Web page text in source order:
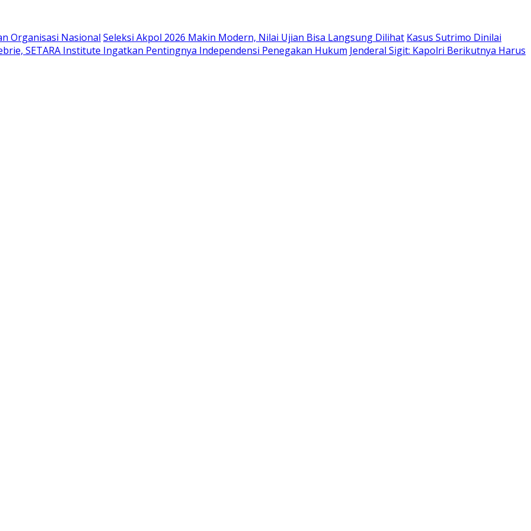
Organisasi Nasional Seleksi Akpol 2026 Makin Modern, Nilai Ujian Bisa Langsung Dilihat Kasus Sutrimo Dinilai
SETARA Institute Ingatkan Pentingnya Independensi Penegakan Hukum Jenderal Sigit: Kapolri Berikutnya Harus